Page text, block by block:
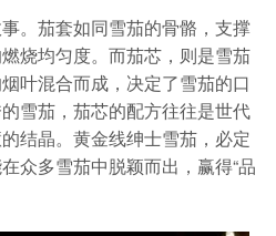
。茄套如同雪茄的骨骼，支撑
烧均匀度。而茄芯，则是雪茄
叶混合而成，决定了雪茄的口
雪茄，茄芯的配方往往是世代
结晶。黄金线绅士雪茄，必定
众多雪茄中脱颖而出，赢得“品